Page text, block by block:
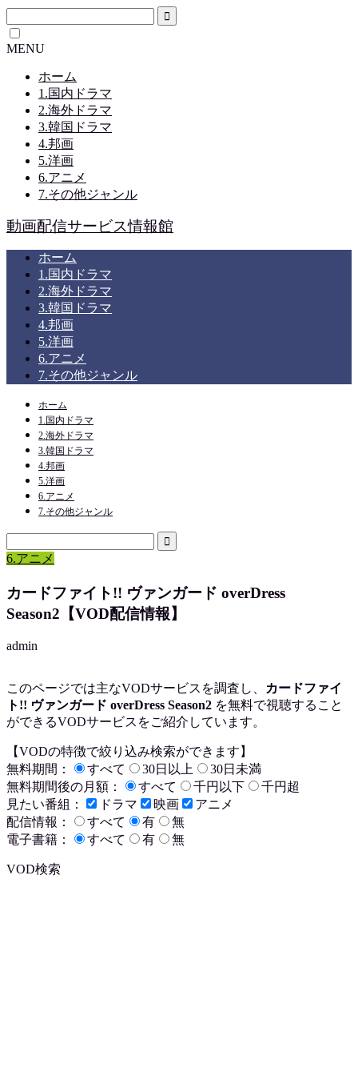
MENU
ホーム
1.国内ドラマ
2.海外ドラマ
3.韓国ドラマ
4.邦画
5.洋画
6.アニメ
7.その他ジャンル
動画配信サービス情報館
ホーム
1.国内ドラマ
2.海外ドラマ
3.韓国ドラマ
4.邦画
5.洋画
6.アニメ
7.その他ジャンル
ホーム
1.国内ドラマ
2.海外ドラマ
3.韓国ドラマ
4.邦画
5.洋画
6.アニメ
7.その他ジャンル
6.アニメ
カードファイト!! ヴァンガード overDress
Season2【VOD配信情報】
admin
このページでは主なVODサービスを調査し、 カードファイ
ト!! ヴァンガード overDress Season2 を無料で視聴すること
ができるVODサービスをご紹介しています。
【VODの特徴で絞り込み検索ができます】
無料期間：
すべて 30日以上
30日未満
無料期間後の月額：
すべて 千円以下
千円超
見たい番組：
ドラマ 映画
アニメ
配信情報：
すべて 有
無
電子書籍：
すべて 有 無
VOD検索